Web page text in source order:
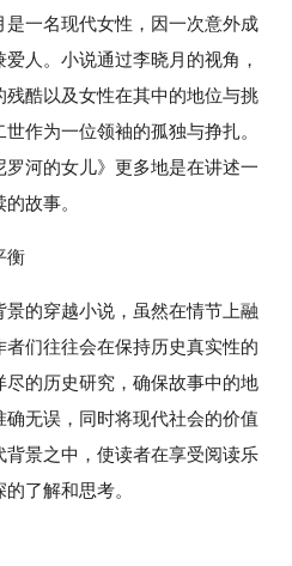
一名现代女性，因一次意外成
人。小说通过李晓月的视角，
酷以及女性在其中的地位与挑
作为一位领袖的孤独与挣扎。
河的女儿》更多地是在讲述一
故事。
衡
的穿越小说，虽然在情节上融
们往往会在保持历史真实性的
的历史研究，确保故事中的地
无误，同时将现代社会的价值
景之中，使读者在享受阅读乐
了解和思考。